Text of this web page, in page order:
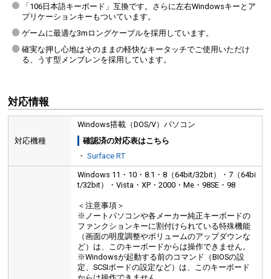
「106日本語キーボード」互換です。さらに左右Windowsキーとア
プリケーションキーもついています。
ゲームに最適な3mロングケーブルを採用しています。
確実な押し心地はそのままの軽快なキータッチでご使用いただけ
る、うす型メンブレンを採用しています。
対応情報
対応機種
Windows搭載（DOS/V）パソコン
確認済の対応表はこちら
・Surface RT
Windows 11・10・8.1・8（64bit/32bit）・7（64bi
t/32bit）・Vista・XP・2000・Me・98SE・98
＜注意事項＞
※ノートパソコンや各メーカー純正キーボードの
ファンクションキーに割付けられている特殊機能
（画面の明度調整やボリュームのアップダウンな
ど）は、このキーボードからは操作できません。
※Windowsが起動する前のコマンド（BIOSの設
定、SCSIボードの設定など）は、このキーボード